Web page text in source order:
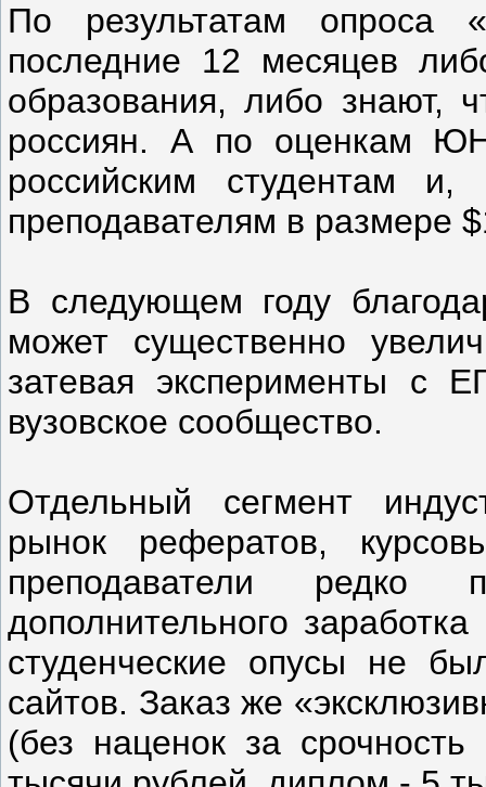
По результатам опроса
последние 12 месяцев
образования, либо знают,
россиян. А по оценкам
российским студентам и,
преподавателям в размере
В следующем году
может существенно
затевая эксперименты с
вузовское сообщество.
Отдельный сегмент
рынок рефератов,
преподаватели редко
дополнительного
студенческие опусы не
сайтов. Заказ же
(без наценок за